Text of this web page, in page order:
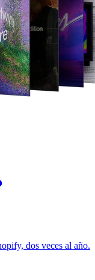
dos veces al año.